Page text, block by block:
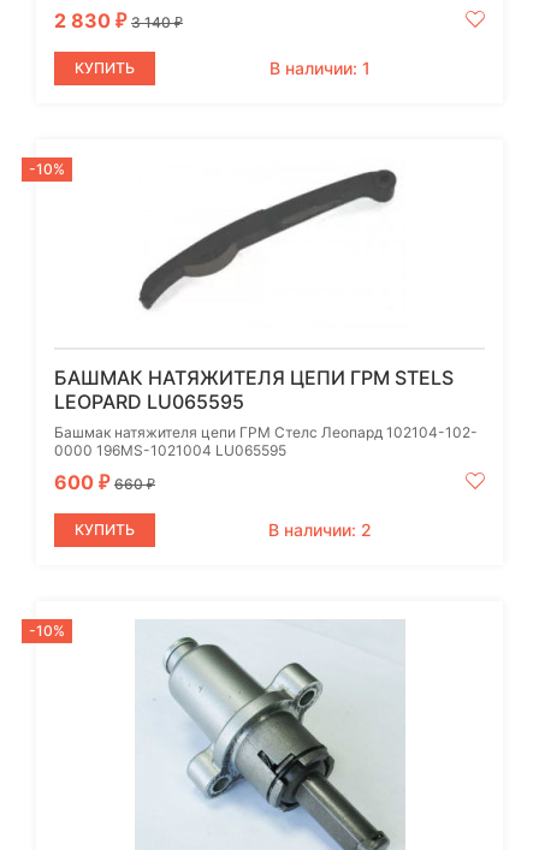
2 830 ₽ 3 140₽
КУПИТЬ В наличии: 1
-10%
БАШМАК НАТЯЖИТЕЛЯ ЦЕПИ ГРМ STELS
LEOPARD LU065595
Башмак натяжителя цепи ГРМ Стелс Леопард 102104-102-
0000 196MS-1021004 LU065595
600 ₽ 660₽
КУПИТЬ В наличии: 2
-10%